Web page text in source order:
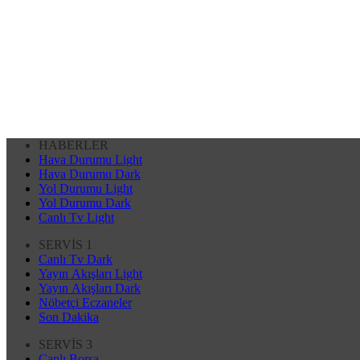
HABERLER
Hava Durumu Light
Hava Durumu Dark
Yol Durumu Light
Yol Durumu Dark
Canlı Tv Light
SERVİS 1
Canlı Tv Dark
Yayın Akışları Light
Yayın Akışları Dark
Nöbetçi Eczaneler
Son Dakika
SERVİS 3